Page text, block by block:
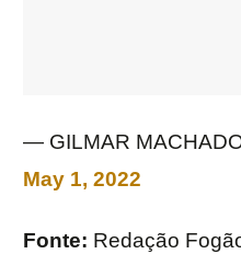
— GILMAR
May 1, 2022
Fonte: Redação